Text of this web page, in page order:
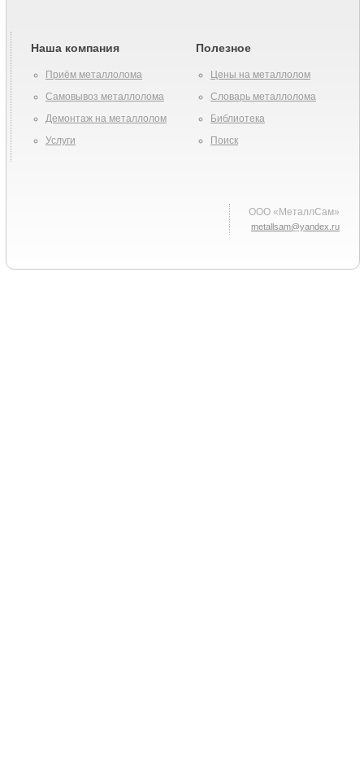
Наша компания
Приём металлолома
Самовывоз металлолома
Демонтаж на металлолом
Услуги
Полезное
Цены на металлолом
Словарь металлолома
Библиотека
Поиск
ООО «МеталлСам»
metallsam@yandex.ru